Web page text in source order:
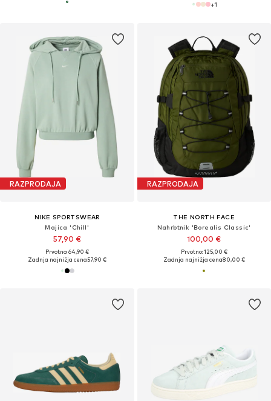
+1
RAZPRODAJA
NIKE SPORTSWEAR
Majica 'Chill'
57,90 €
Prvotno: 64,90 €
Zadnja najnižja cena57,90 €
RAZPRODAJA
THE NORTH FACE
Nahrbtnik 'Borealis Classic'
100,00 €
Prvotno: 125,00 €
Zadnja najnižja cena80,00 €